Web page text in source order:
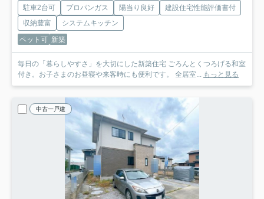
駐車2台可 プロパンガス 陽当り良好
建設住宅性能評価書付
収納豊富
システムキッチン
ペット可 新築
毎日の「暮らしやすさ」を大切にした新築住宅 ごろんとくつろげる和室
付き。お子さまのお昼寝や来客時にも便利です。 全居室...
もっと見る
中古一戸建